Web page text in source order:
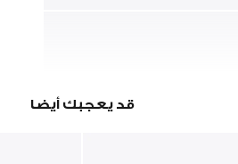
قد يعجبك أيضا